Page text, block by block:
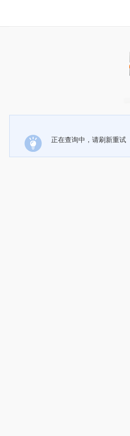
正在查询中，请刷新重试